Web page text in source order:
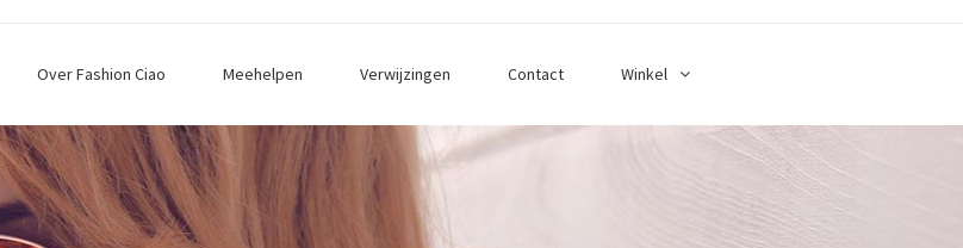
Over Fashion Ciao Meehelpen Verwijzingen Contact Winkel